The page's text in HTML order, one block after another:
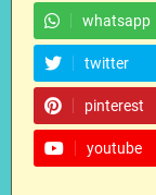
whatsapp
twitter
pinterest
youtube